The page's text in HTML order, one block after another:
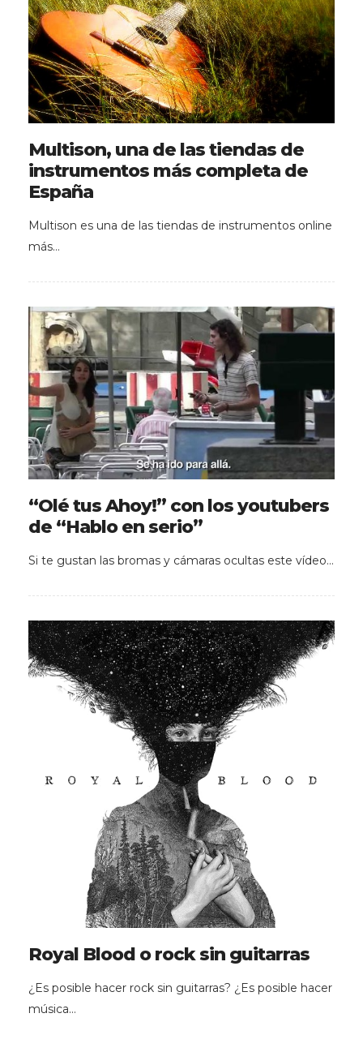
Multison, una de las tiendas de
instrumentos más completa de
España
Multison es una de las tiendas de instrumentos online
más…
“Olé tus Ahoy!” con los youtubers
de “Hablo en serio”
Si te gustan las bromas y cámaras ocultas este vídeo…
Royal Blood o rock sin guitarras
¿Es posible hacer rock sin guitarras? ¿Es posible hacer
música…